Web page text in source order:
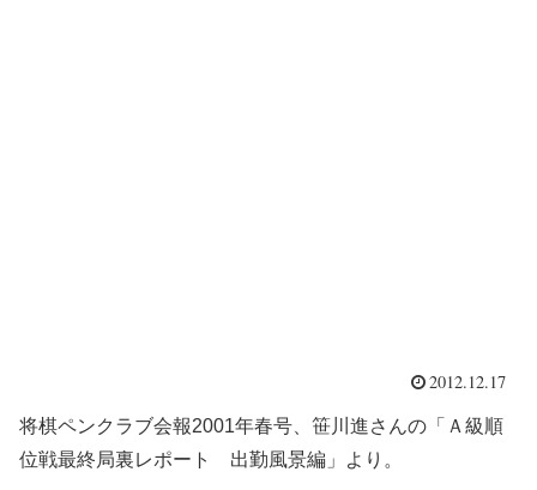
2012.12.17
将棋ペンクラブ会報2001年春号、笹川進さんの「Ａ級順
位戦最終局裏レポート 出勤風景編」より。